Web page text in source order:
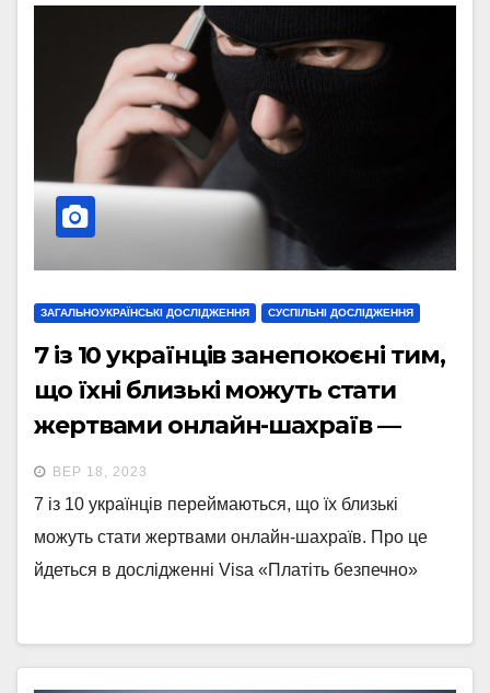
ЗАГАЛЬНОУКРАЇНСЬКІ ДОСЛІДЖЕННЯ СУСПІЛЬНІ ДОСЛІДЖЕННЯ
7 із 10 українців занепокоєні тим,
що їхні близькі можуть стати
жертвами онлайн-шахраїв —
дослідження
ВЕР 18, 2023
7 із 10 українців переймаються, що їх близькі
можуть стати жертвами онлайн-шахраїв. Про це
йдеться в дослідженні Visa «Платіть безпечно»